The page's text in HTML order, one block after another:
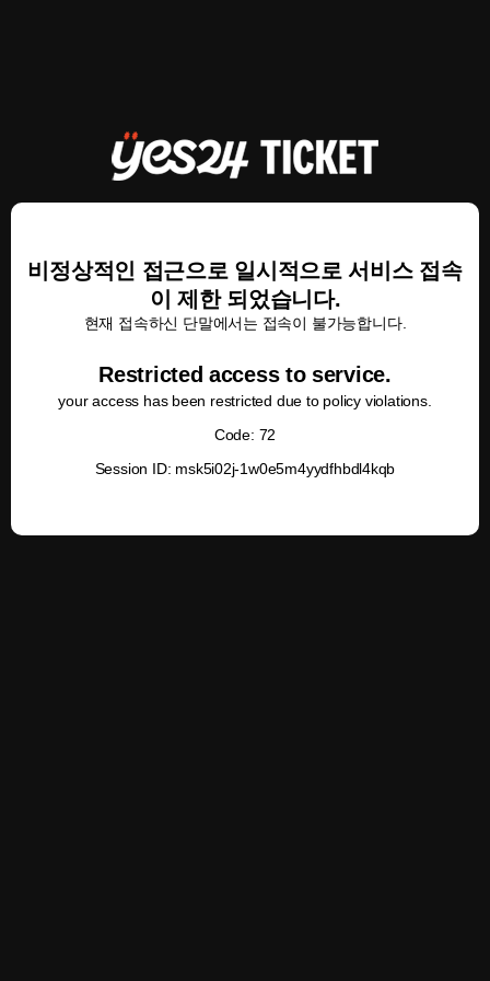
비정상적인 접근으로 일시적으로 서비스 접속
이 제한 되었습니다.
현재 접속하신 단말에서는 접속이 불가능합니다.
Restricted access to service.
your access has been restricted due to policy violations.
Code: 72
Session ID: msk5i02j-1w0e5m4yydfhbdl4kqb